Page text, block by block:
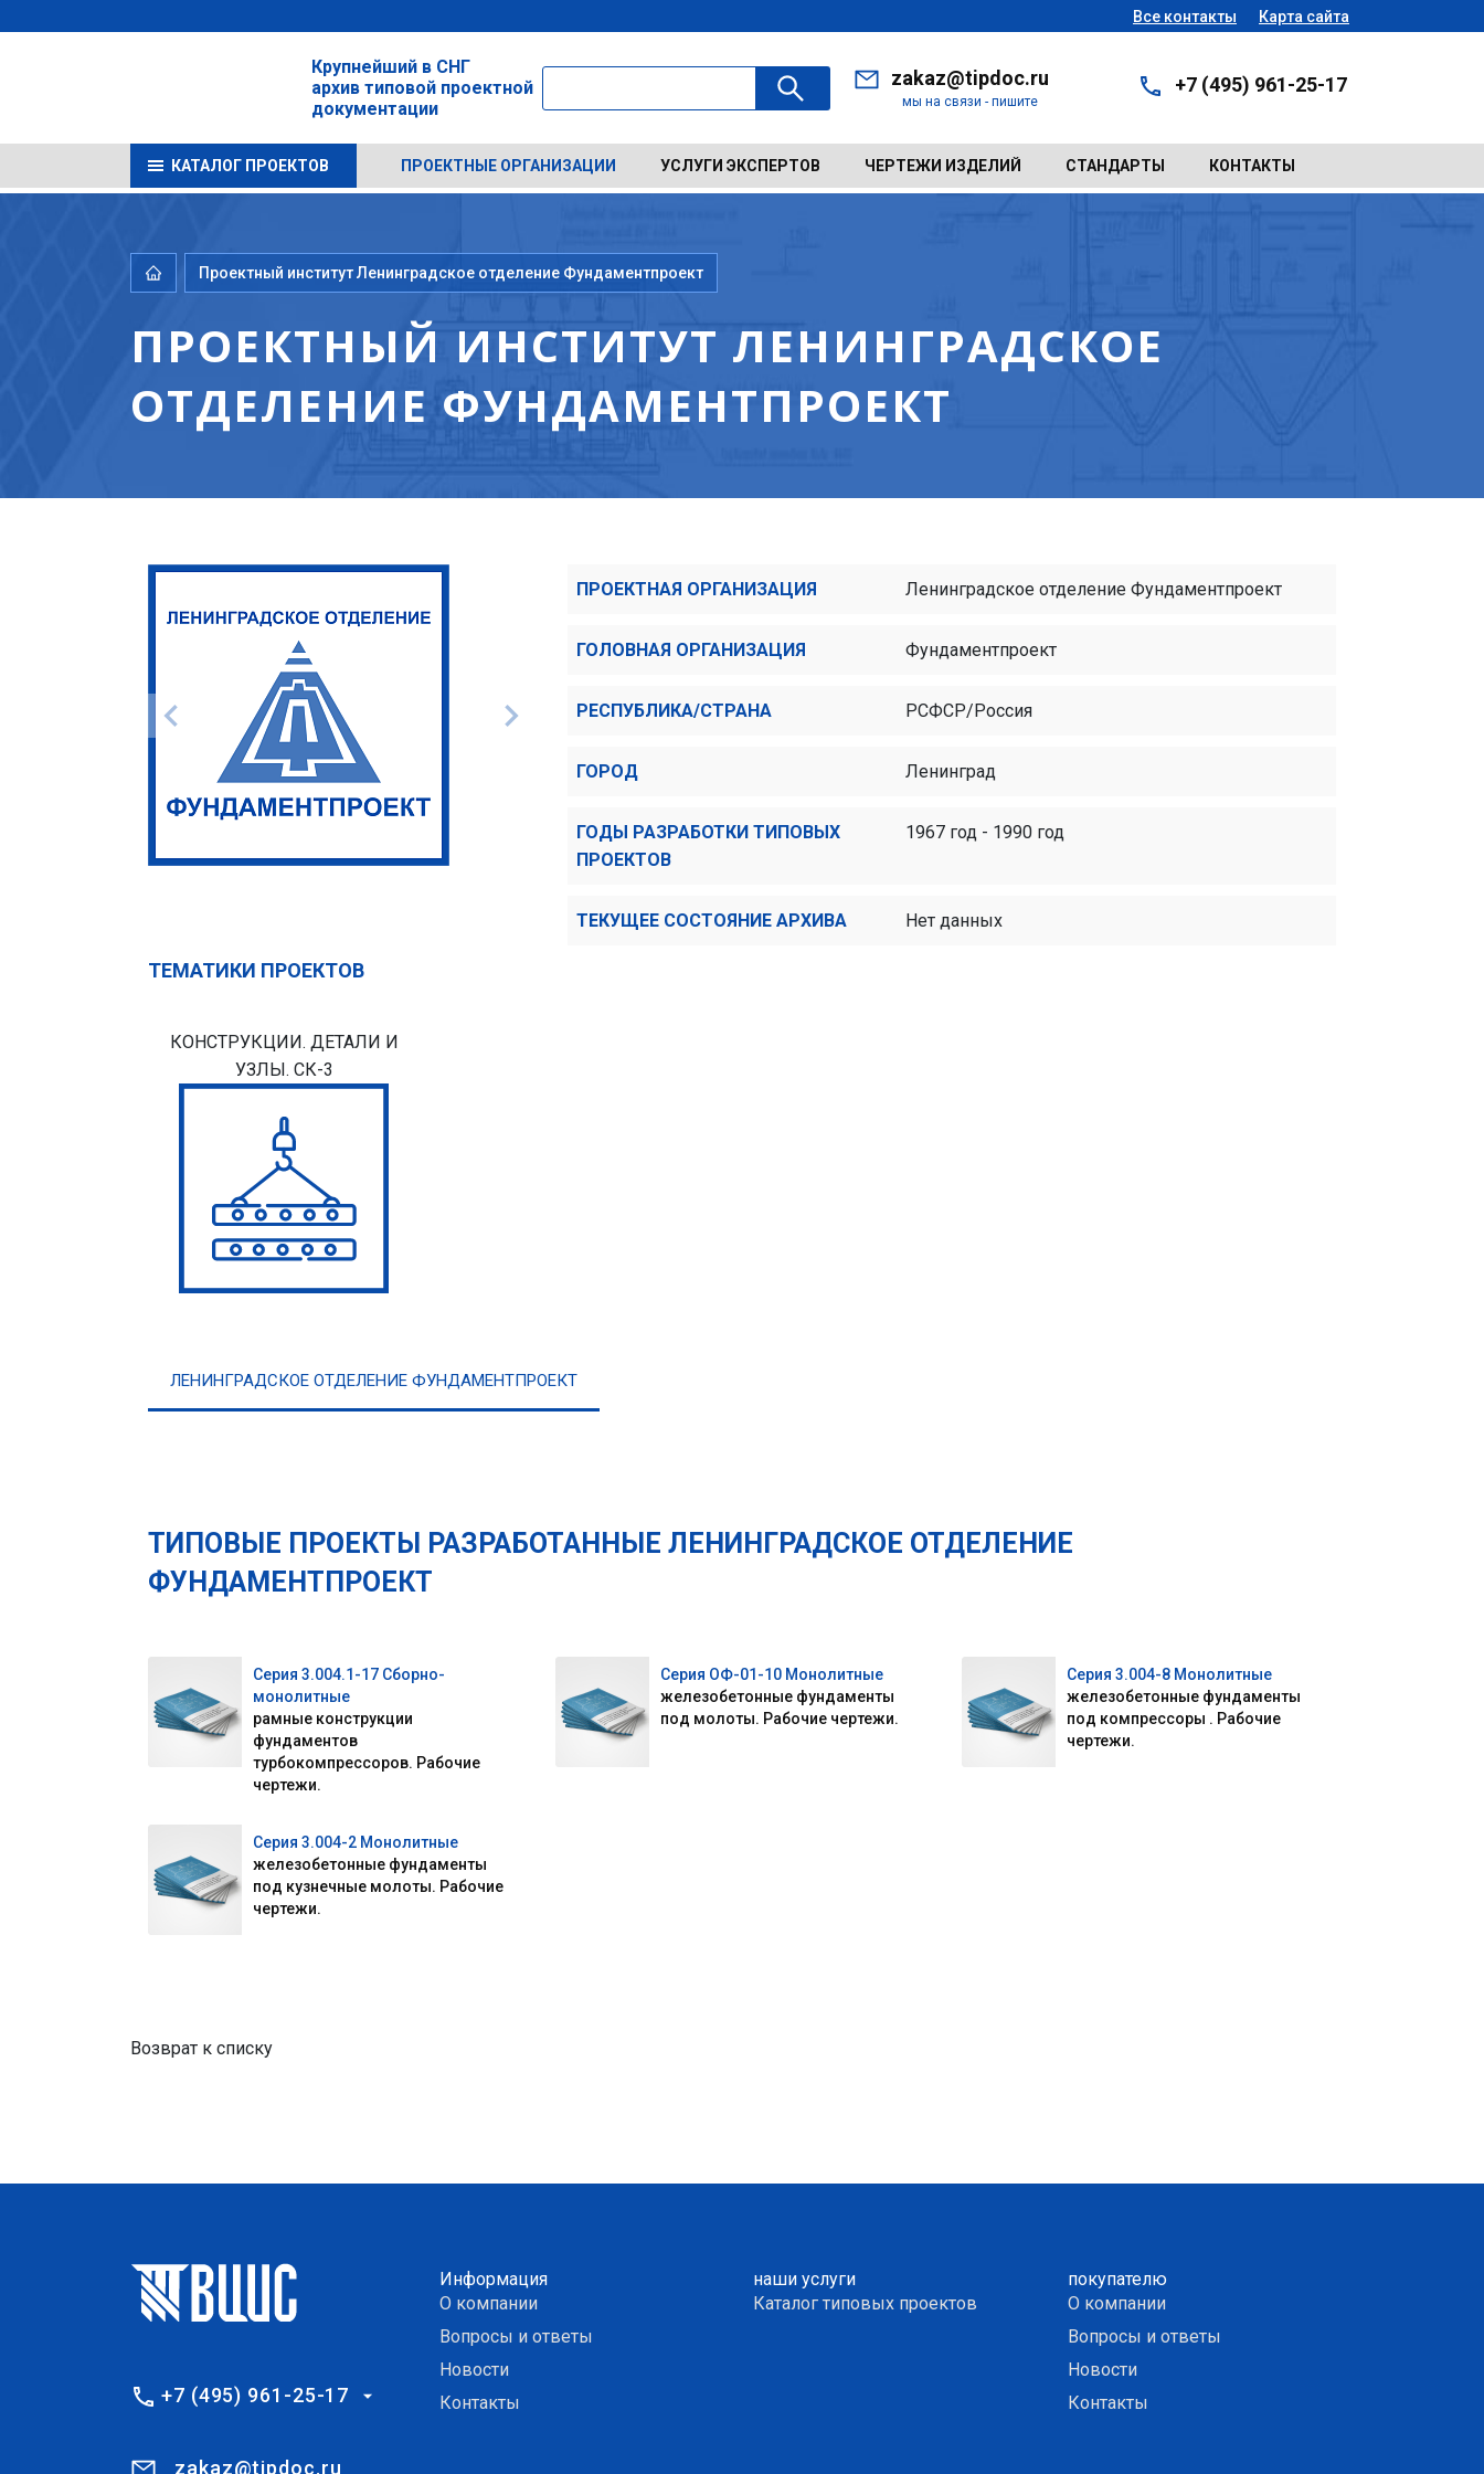
Все контакты Карта сайта
Крупнейший в СНГ
архив типовой проектной
документации
zakaz@tipdoc.ru
мы на связи - пишите
+7 (495) 961-25-17
КАТАЛОГ ПРОЕКТОВ ПРОЕКТНЫЕ ОРГАНИЗАЦИИ УСЛУГИ ЭКСПЕРТОВ ЧЕРТЕЖИ ИЗДЕЛИЙ СТАНДАРТЫ КОНТАКТЫ
Проектный институт Ленинградское отделение Фундаментпроект
ПРОЕКТНЫЙ ИНСТИТУТ ЛЕНИНГРАДСКОЕ
ОТДЕЛЕНИЕ ФУНДАМЕНТПРОЕКТ
ПРОЕКТНАЯ ОРГАНИЗАЦИЯ Ленинградское отделение Фундаментпроект
ГОЛОВНАЯ ОРГАНИЗАЦИЯ Фундаментпроект
РЕСПУБЛИКА/СТРАНА РСФСР/Россия
ГОРОД Ленинград
ГОДЫ РАЗРАБОТКИ ТИПОВЫХ
ПРОЕКТОВ
1967 год - 1990 год
ТЕКУЩЕЕ СОСТОЯНИЕ АРХИВА Нет данных
ТЕМАТИКИ ПРОЕКТОВ
КОНСТРУКЦИИ. ДЕТАЛИ И
УЗЛЫ. СК-3
ЛЕНИНГРАДСКОЕ ОТДЕЛЕНИЕ ФУНДАМЕНТПРОЕКТ
ТИПОВЫЕ ПРОЕКТЫ РАЗРАБОТАННЫЕ ЛЕНИНГРАДСКОЕ ОТДЕЛЕНИЕ
ФУНДАМЕНТПРОЕКТ
Серия 3.004.1-17 Сборно-
монолитные
рамные конструкции
фундаментов
турбокомпрессоров. Рабочие
чертежи.
Серия ОФ-01-10 Монолитные
железобетонные фундаменты
под молоты. Рабочие чертежи.
Серия 3.004-8 Монолитные
железобетонные фундаменты
под компрессоры . Рабочие
чертежи.
Серия 3.004-2 Монолитные
железобетонные фундаменты
под кузнечные молоты. Рабочие
чертежи.
Возврат к списку
+7 (495) 961-25-17
zakaz@tipdoc.ru
Информация
О компании
Вопросы и ответы
Новости
Контакты
наши услуги
Каталог типовых проектов
покупателю
О компании
Вопросы и ответы
Новости
Контакты